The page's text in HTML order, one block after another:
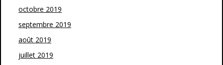
octobre 2019
septembre 2019
août 2019
juillet 2019